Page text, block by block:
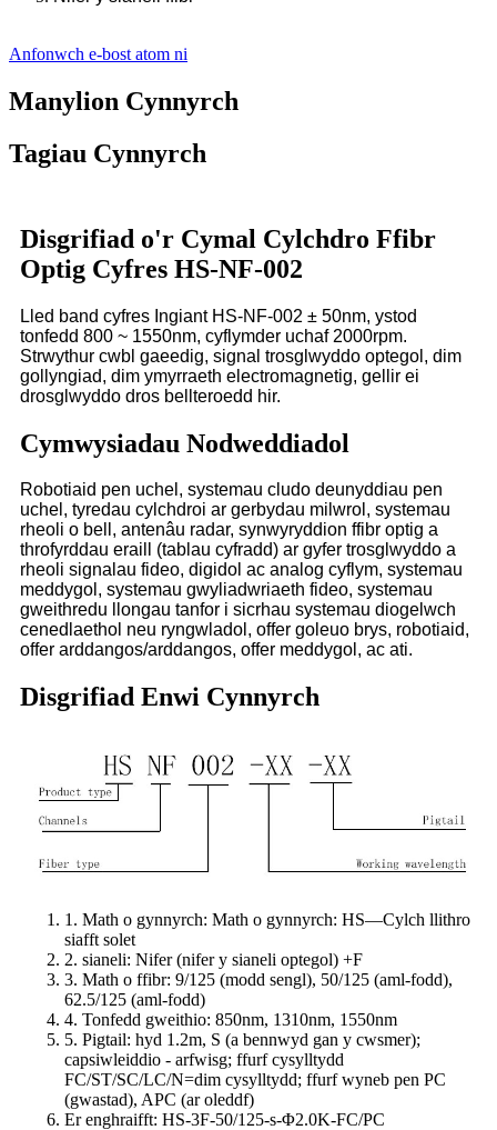
Anfonwch e-bost atom ni
Manylion Cynnyrch
Tagiau Cynnyrch
Disgrifiad o'r Cymal Cylchdro Ffibr
Optig Cyfres HS-NF-002
Lled band cyfres Ingiant HS-NF-002 ± 50nm, ystod
tonfedd 800 ~ 1550nm, cyflymder uchaf 2000rpm.
Strwythur cwbl gaeedig, signal trosglwyddo optegol, dim
gollyngiad, dim ymyrraeth electromagnetig, gellir ei
drosglwyddo dros bellteroedd hir.
Cymwysiadau Nodweddiadol
Robotiaid pen uchel, systemau cludo deunyddiau pen
uchel, tyredau cylchdroi ar gerbydau milwrol, systemau
rheoli o bell, antenâu radar, synwyryddion ffibr optig a
throfyrddau eraill (tablau cyfradd) ar gyfer trosglwyddo a
rheoli signalau fideo, digidol ac analog cyflym, systemau
meddygol, systemau gwyliadwriaeth fideo, systemau
gweithredu llongau tanfor i sicrhau systemau diogelwch
cenedlaethol neu ryngwladol, offer goleuo brys, robotiaid,
offer arddangos/arddangos, offer meddygol, ac ati.
Disgrifiad Enwi Cynnyrch
1. Math o gynnyrch: Math o gynnyrch: HS—Cylch llithro
siafft solet
2. sianeli: Nifer (nifer y sianeli optegol) +F
3. Math o ffibr: 9/125 (modd sengl), 50/125 (aml-fodd),
62.5/125 (aml-fodd)
4. Tonfedd gweithio: 850nm, 1310nm, 1550nm
5. Pigtail: hyd 1.2m, S (a bennwyd gan y cwsmer);
capsiwleiddio - arfwisg; ffurf cysylltydd
FC/ST/SC/LC/N=dim cysylltydd; ffurf wyneb pen PC
(gwastad), APC (ar oleddf)
Er enghraifft: HS-3F-50/125-s-Φ2.0K-FC/PC